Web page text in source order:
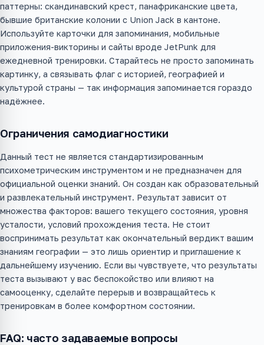
паттерны: скандинавский крест, панафриканские цвета,
бывшие британские колонии с Union Jack в кантоне.
Используйте карточки для запоминания, мобильные
приложения-викторины и сайты вроде JetPunk для
ежедневной тренировки. Старайтесь не просто запоминать
картинку, а связывать флаг с историей, географией и
культурой страны — так информация запоминается гораздо
надёжнее.
Ограничения самодиагностики
Данный тест не является стандартизированным
психометрическим инструментом и не предназначен для
официальной оценки знаний. Он создан как образовательный
и развлекательный инструмент. Результат зависит от
множества факторов: вашего текущего состояния, уровня
усталости, условий прохождения теста. Не стоит
воспринимать результат как окончательный вердикт вашим
знаниям географии — это лишь ориентир и приглашение к
дальнейшему изучению. Если вы чувствуете, что результаты
теста вызывают у вас беспокойство или влияют на
самооценку, сделайте перерыв и возвращайтесь к
тренировкам в более комфортном состоянии.
FAQ: часто задаваемые вопросы